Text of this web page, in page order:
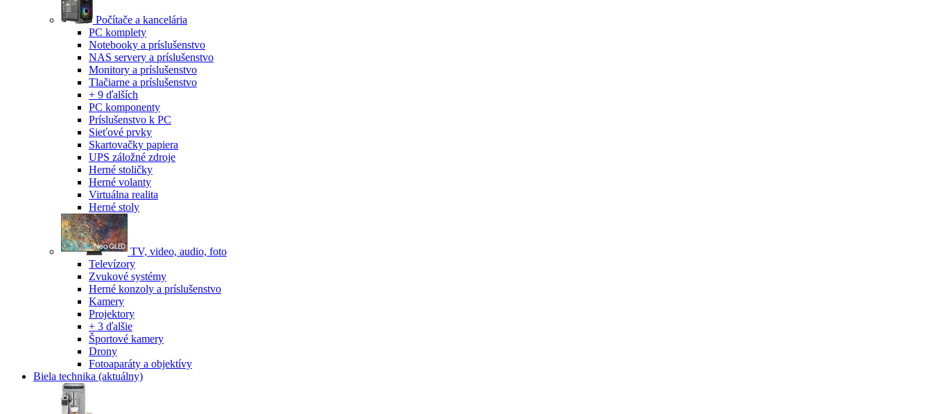
Počítače a kancelária
PC komplety
Notebooky a príslušenstvo
NAS servery a príslušenstvo
Monitory a príslušenstvo
Tlačiarne a príslušenstvo
+ 9 ďalších
PC komponenty
Príslušenstvo k PC
Sieťové prvky
Skartovačky papiera
UPS záložné zdroje
Herné stoličky
Herné volanty
Virtuálna realita
Herné stoly
TV, video, audio, foto
Televízory
Zvukové systémy
Herné konzoly a príslušenstvo
Kamery
Projektory
+ 3 ďalšie
Športové kamery
Drony
Fotoaparáty a objektívy
Biela technika (aktuálny)